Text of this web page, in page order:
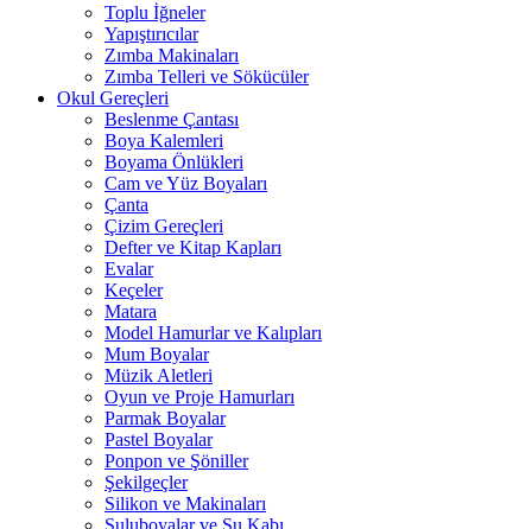
Toplu İğneler
Yapıştırıcılar
Zımba Makinaları
Zımba Telleri ve Sökücüler
Okul Gereçleri
Beslenme Çantası
Boya Kalemleri
Boyama Önlükleri
Cam ve Yüz Boyaları
Çanta
Çizim Gereçleri
Defter ve Kitap Kapları
Evalar
Keçeler
Matara
Model Hamurlar ve Kalıpları
Mum Boyalar
Müzik Aletleri
Oyun ve Proje Hamurları
Parmak Boyalar
Pastel Boyalar
Ponpon ve Şöniller
Şekilgeçler
Silikon ve Makinaları
Suluboyalar ve Su Kabı